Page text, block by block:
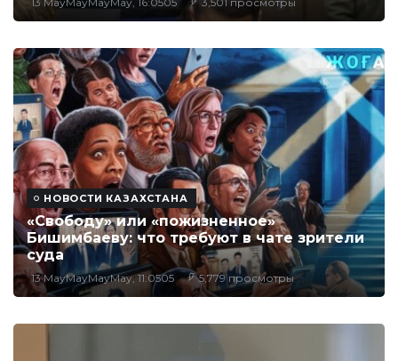
НОВОСТИ КАЗАХСТАНА
«Свободу» или «пожизненное»
Бишимбаеву: что требуют в чате зрители
суда
13 MayMayMayMay, 11:0505 5,779 просмотры